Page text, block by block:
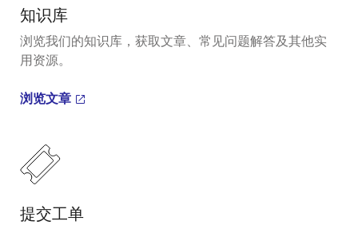
知识库
浏览我们的知识库，获取文章、常见问题解答及其他实
用资源。
浏览文章
提交工单